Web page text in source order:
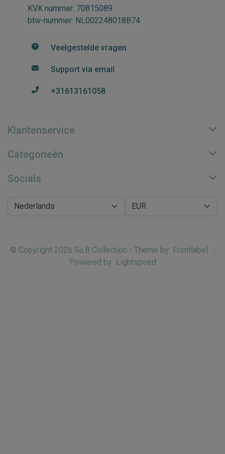
KVK nummer: 70815089
btw-nummer: NL002248018B74
Veelgestelde vragen
Support via email
+31613161058
Klantenservice
Categorieën
Socials
© Copyright 2026 Su.B Collection - Theme by Frontlabel
-
Powered by
Lightspeed